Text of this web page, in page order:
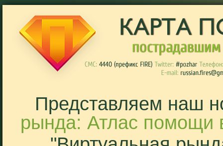
Представляем наш
рында: Атлас помощи